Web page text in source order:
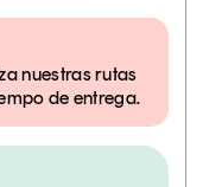
nuestras rutas
de entrega.